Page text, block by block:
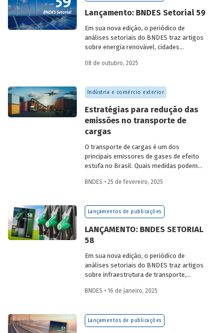
Lançamento: BNDES Setorial 59
Em sua nova edição, o periódico de
análises setoriais do BNDES traz artigos
sobre energia renovável, cidades
urbanos (RSU) e exportação.
08 de outubro, 2025
Indústria e comércio exterior
Estratégias para redução das
emissões no transporte de
cargas
O transporte de cargas é um dos
principais emissores de gases de efeito
estufa no Brasil. Quais medidas podem
ambiental? Confira as estratégias que
BNDES • 25 de fevereiro, 2025
Lançamentos de publicações
LANÇAMENTO: BNDES SETORIAL
58
Em sua nova edição, o periódico de
análises setoriais do BNDES traz artigos
sobre infraestrutura de transporte,
sustentáveis, mercado de aeronaves,
BNDES • 16 de janeiro, 2025
Lançamentos de publicações